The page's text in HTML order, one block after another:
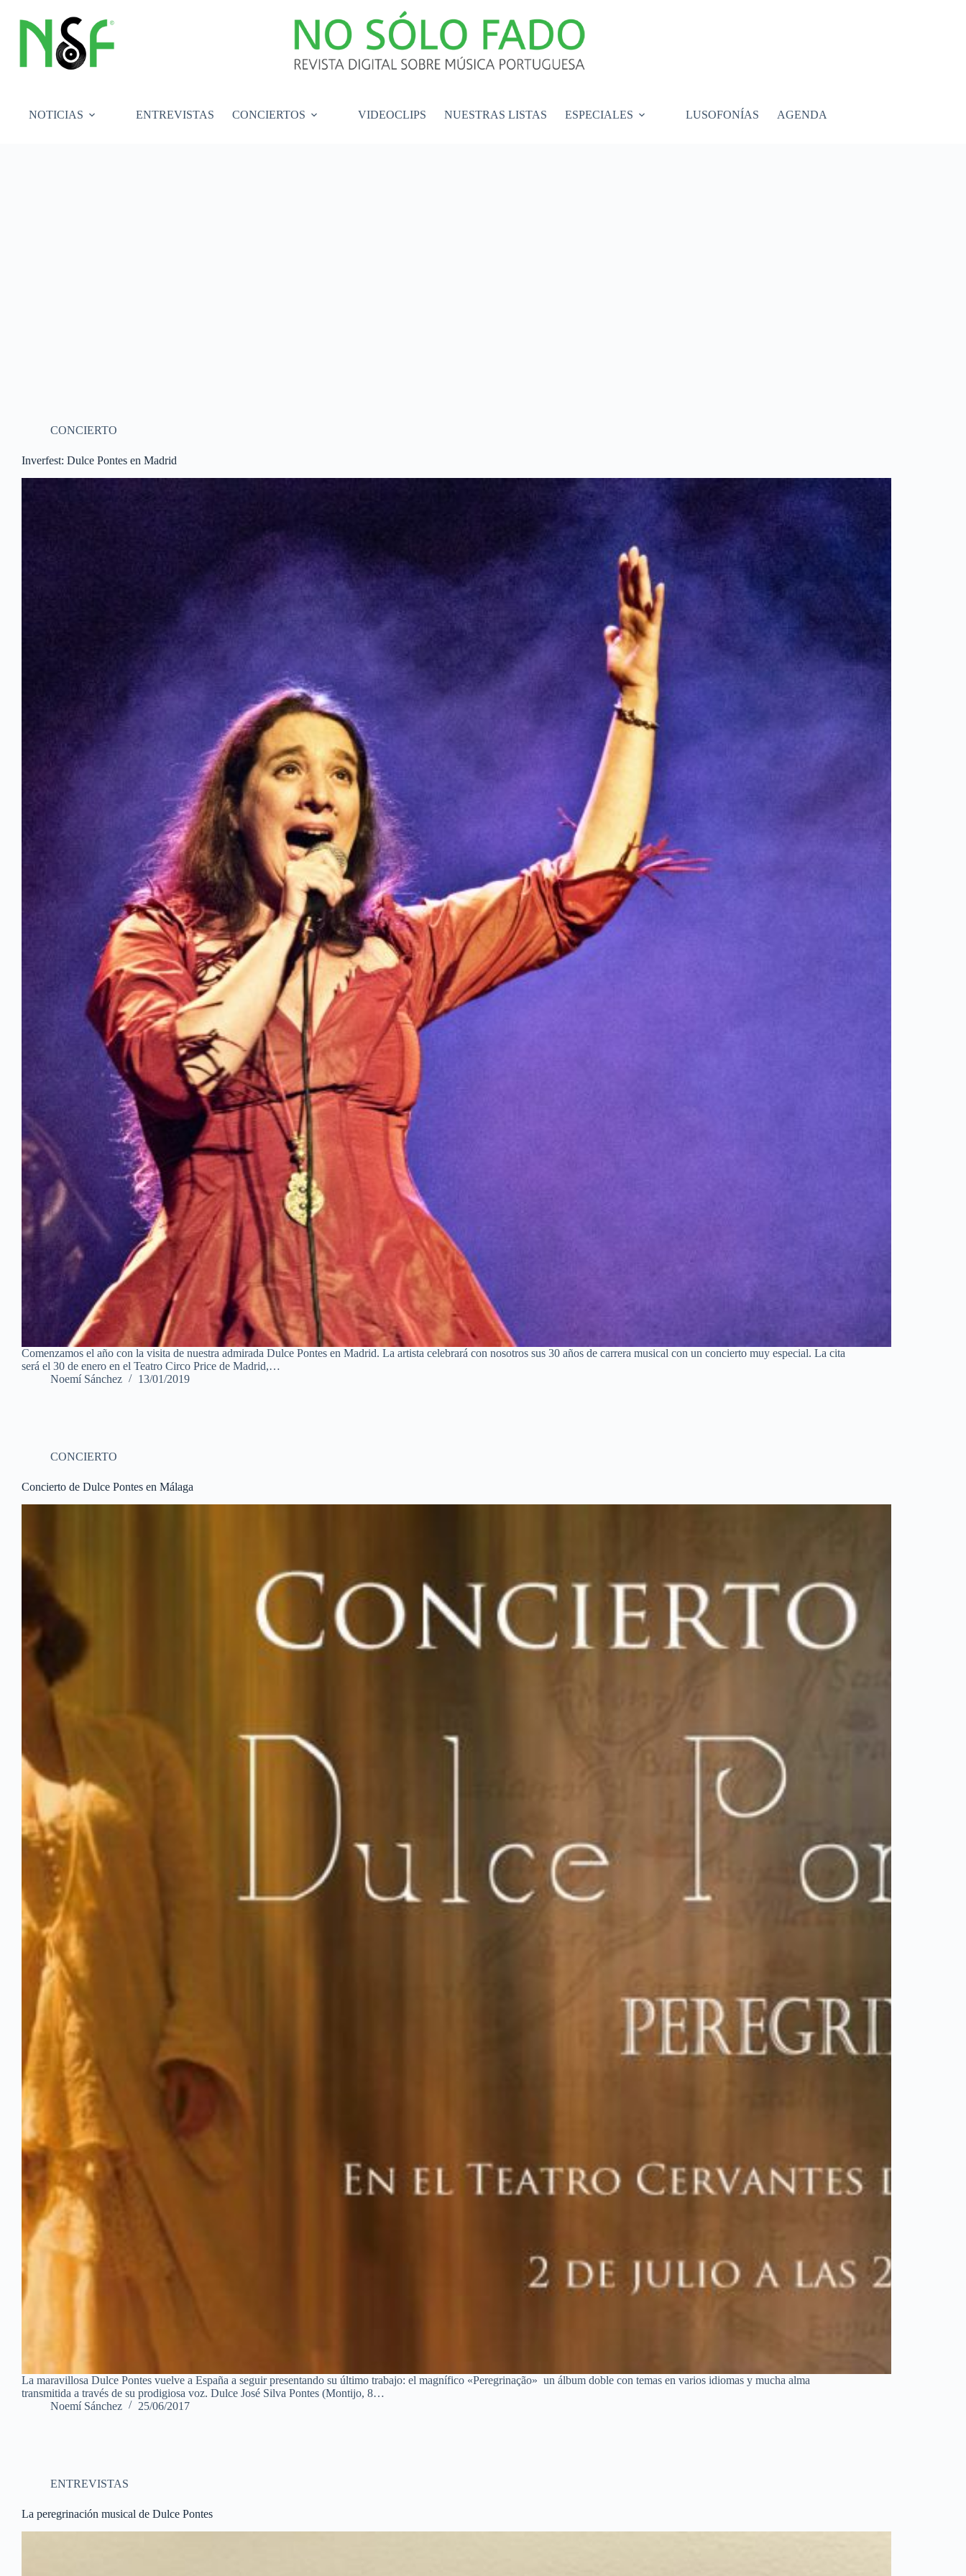
contenido
NOTICIAS ENTREVISTAS CONCIERTOS VIDEOCLIPS NUESTRAS LISTAS ESPECIALES LUSOFONÍAS AGENDA
CONCIERTO
Inverfest: Dulce Pontes en Madrid
Comenzamos el año con la visita de nuestra admirada Dulce Pontes en Madrid. La artista celebrará con nosotros sus 30 años de carrera musical con un concierto muy especial. La cita
será el 30 de enero en el Teatro Circo Price de Madrid,…
Noemí Sánchez
13/01/2019
CONCIERTO
Concierto de Dulce Pontes en Málaga
La maravillosa Dulce Pontes vuelve a España a seguir presentando su último trabajo: el magnífico «Peregrinação» un álbum doble con temas en varios idiomas y mucha alma
transmitida a través de su prodigiosa voz. Dulce José Silva Pontes (Montijo, 8…
Noemí Sánchez
25/06/2017
ENTREVISTAS
La peregrinación musical de Dulce Pontes